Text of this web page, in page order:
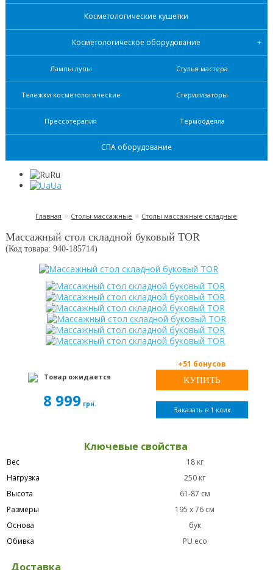
Косметологические кушетки
Косметологическое оборудование
Лампы лупы Стулья мастера
Тележки косметологические Стерилизаторы
Прессотерапия Термоодеяла
СПА оборудование
Ru
Ua
Главная » Столы массажные » Столы массажные складные
Массажный стол складной буковый TOR
(Код товара: 940-185714)
Товар ожидается
8 999 грн.
+51 бонусов
Заказать в 1 клик
Ключевые свойства
Вес
18 кг
Нагрузка
250 кг
Высота
61-87 см
Размеры
195 х 76 см
Основа
бук
Обивка
PU eco
Доставка